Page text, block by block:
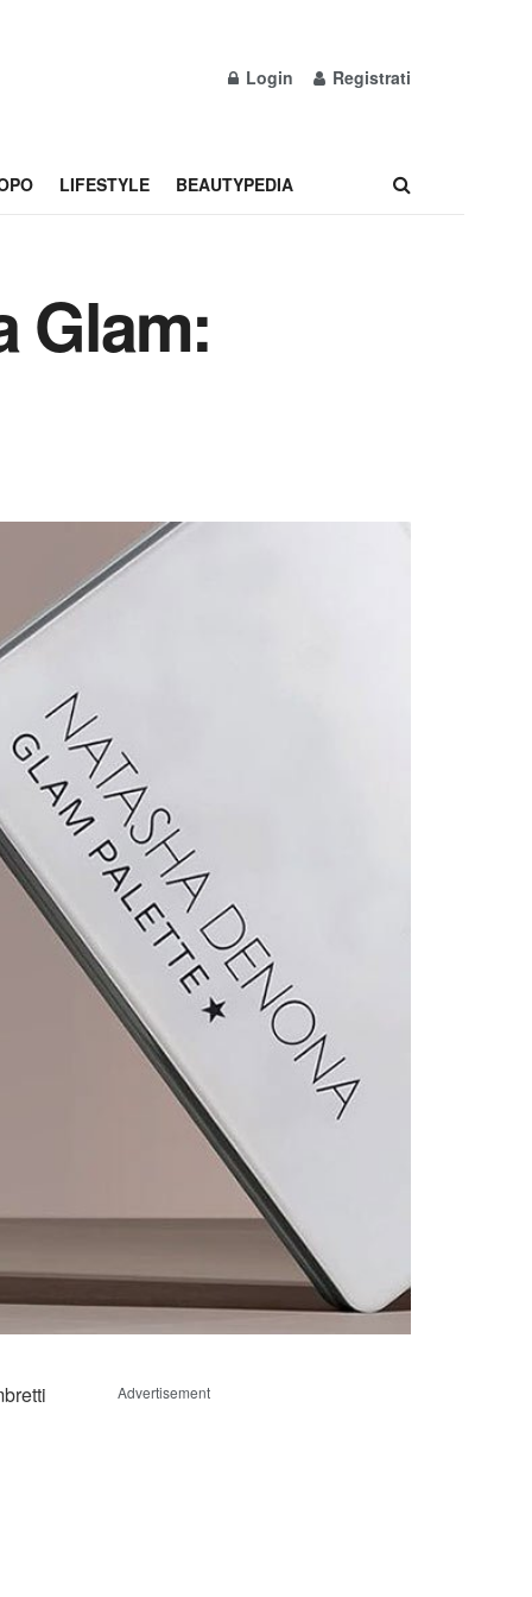
Login Registrati
LIFESTYLE BEAUTYPEDIA
Glam:
Advertisement